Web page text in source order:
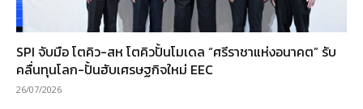
SPI จับมือ โตคิว-สห โตคิวปั้นโมเดล “ศรีราชาแห่งอนาคต” รับ
คลื่นทุนโลก-ปั้นฮับเศรษฐกิจใหม่ EEC
26/07/2026